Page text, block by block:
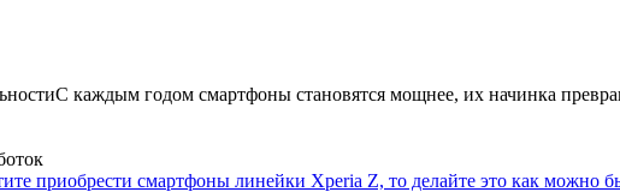
С каждым годом смартфоны становятся мощнее, их начинка
приобрести смартфоны линейки Xperia Z, то делайте это как можно